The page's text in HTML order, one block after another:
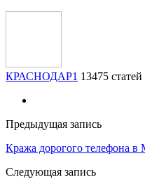
КРАСНОДАР1 13475 статей
Предыдущая запись
Кража дорогого телефона
Следующая запись